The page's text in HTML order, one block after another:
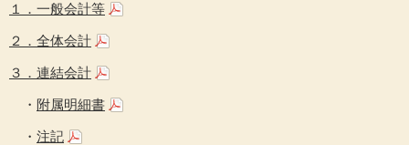
１．一般会計等
２．全体会計
３．連結会計
・ 附属明細書
・ 注記